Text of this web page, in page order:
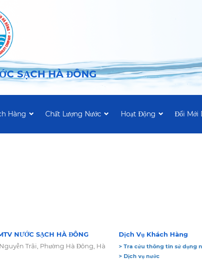
SẠCH HÀ ĐÔNG
Hàng Chất Lượng Nước Hoạt Động Đổi Mới
NƯỚC SẠCH HÀ ĐÔNG
Trãi, Phường Hà Đông, Hà
Dịch Vụ Khách Hàng
> Tra cứu thông tin sử dụng
> Dịch vụ nước